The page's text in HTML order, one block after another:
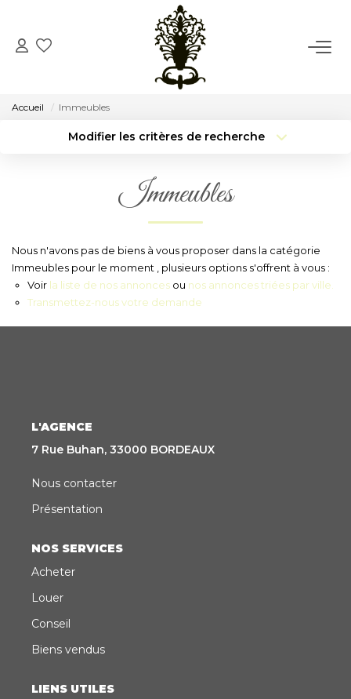
ACCUEIL
LOCATION
CONSEIL
NOTRE AGENCE
Notre Histoire
Notre Équipe
Accueil Immeubles
Modifier les critères de recherche
Surface min
Créer une alerte
Immeubles
Nous n'avons pas de biens à vous proposer dans la catégorie
Immeubles pour le moment , plusieurs options s'offrent à vous :
Voir la liste de nos annonces ou nos annonces triées par ville.
Transmettez-nous votre demande
L'AGENCE
7 Rue Buhan, 33000 BORDEAUX
Nous contacter
Présentation
NOS SERVICES
Acheter
Louer
Conseil
Biens vendus
LIENS UTILES